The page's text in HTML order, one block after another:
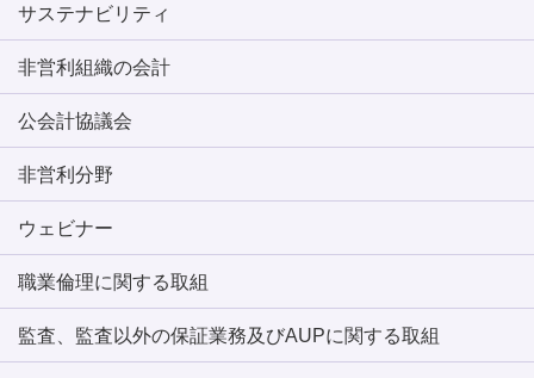
サステナビリティ
非営利組織の会計
公会計協議会
非営利分野
ウェビナー
職業倫理に関する取組
監査、監査以外の保証業務及びAUPに関する取組